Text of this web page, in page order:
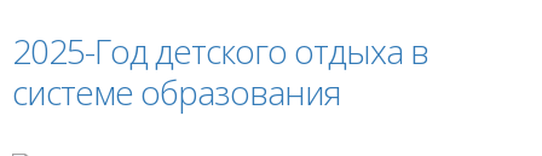
2025-Год детского отдыха в
системе образования